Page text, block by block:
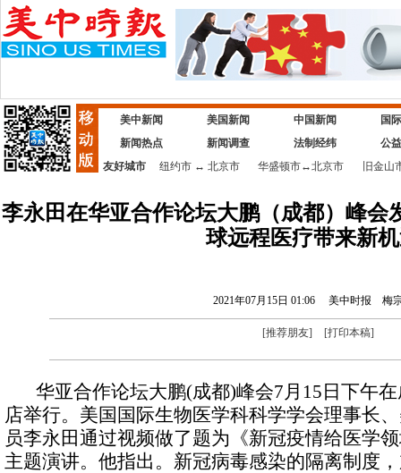
美中新闻 美国新闻 中国新闻
国
新闻热点
新闻调查 法制经纬
公
友好城市
纽约市↔ 北京市 华盛顿市↔北京市 旧金山
李永田在华亚合作论坛大鹏（成都）峰会
球远程医疗带来新
2021年07月15日 01:06 美中时报 梅
[推荐朋友] [打印本稿]
华亚合作论坛大鹏(成都)峰会7月15日下午在
店举行。美国国际生物医学科科学学会理事长
员李永田通过视频做了题为《新冠疫情给医学
主题演讲。他指出。新冠病毒感染的隔离制度